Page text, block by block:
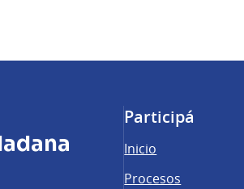
Participá
Inicio
Procesos